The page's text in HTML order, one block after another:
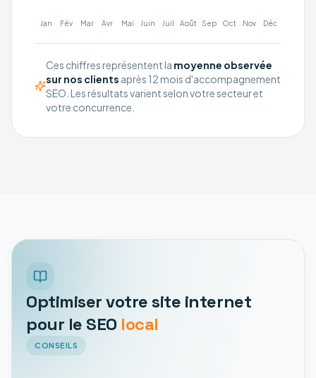
Jan Fév Mar Avr Mai Juin Juil Août Sep Oct Nov Déc
Ces chiffres représentent la moyenne observée
sur nos clients après 12 mois d'accompagnement
SEO. Les résultats varient selon votre secteur et
votre concurrence.
Optimiser votre site internet
pour le SEO local
CONSEILS